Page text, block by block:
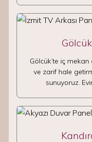
Gölcük’te iç
ve zarif hale
sunuyoruz.